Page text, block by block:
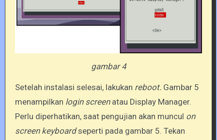
gambar 4
Setelah instalasi selesai, lakukan reboot. Gambar 5
menampilkan login screen atau Display Manager.
Perlu diperhatikan, saat pengujian akan muncul on
screen keyboardseperti pada gambar 5. Tekan